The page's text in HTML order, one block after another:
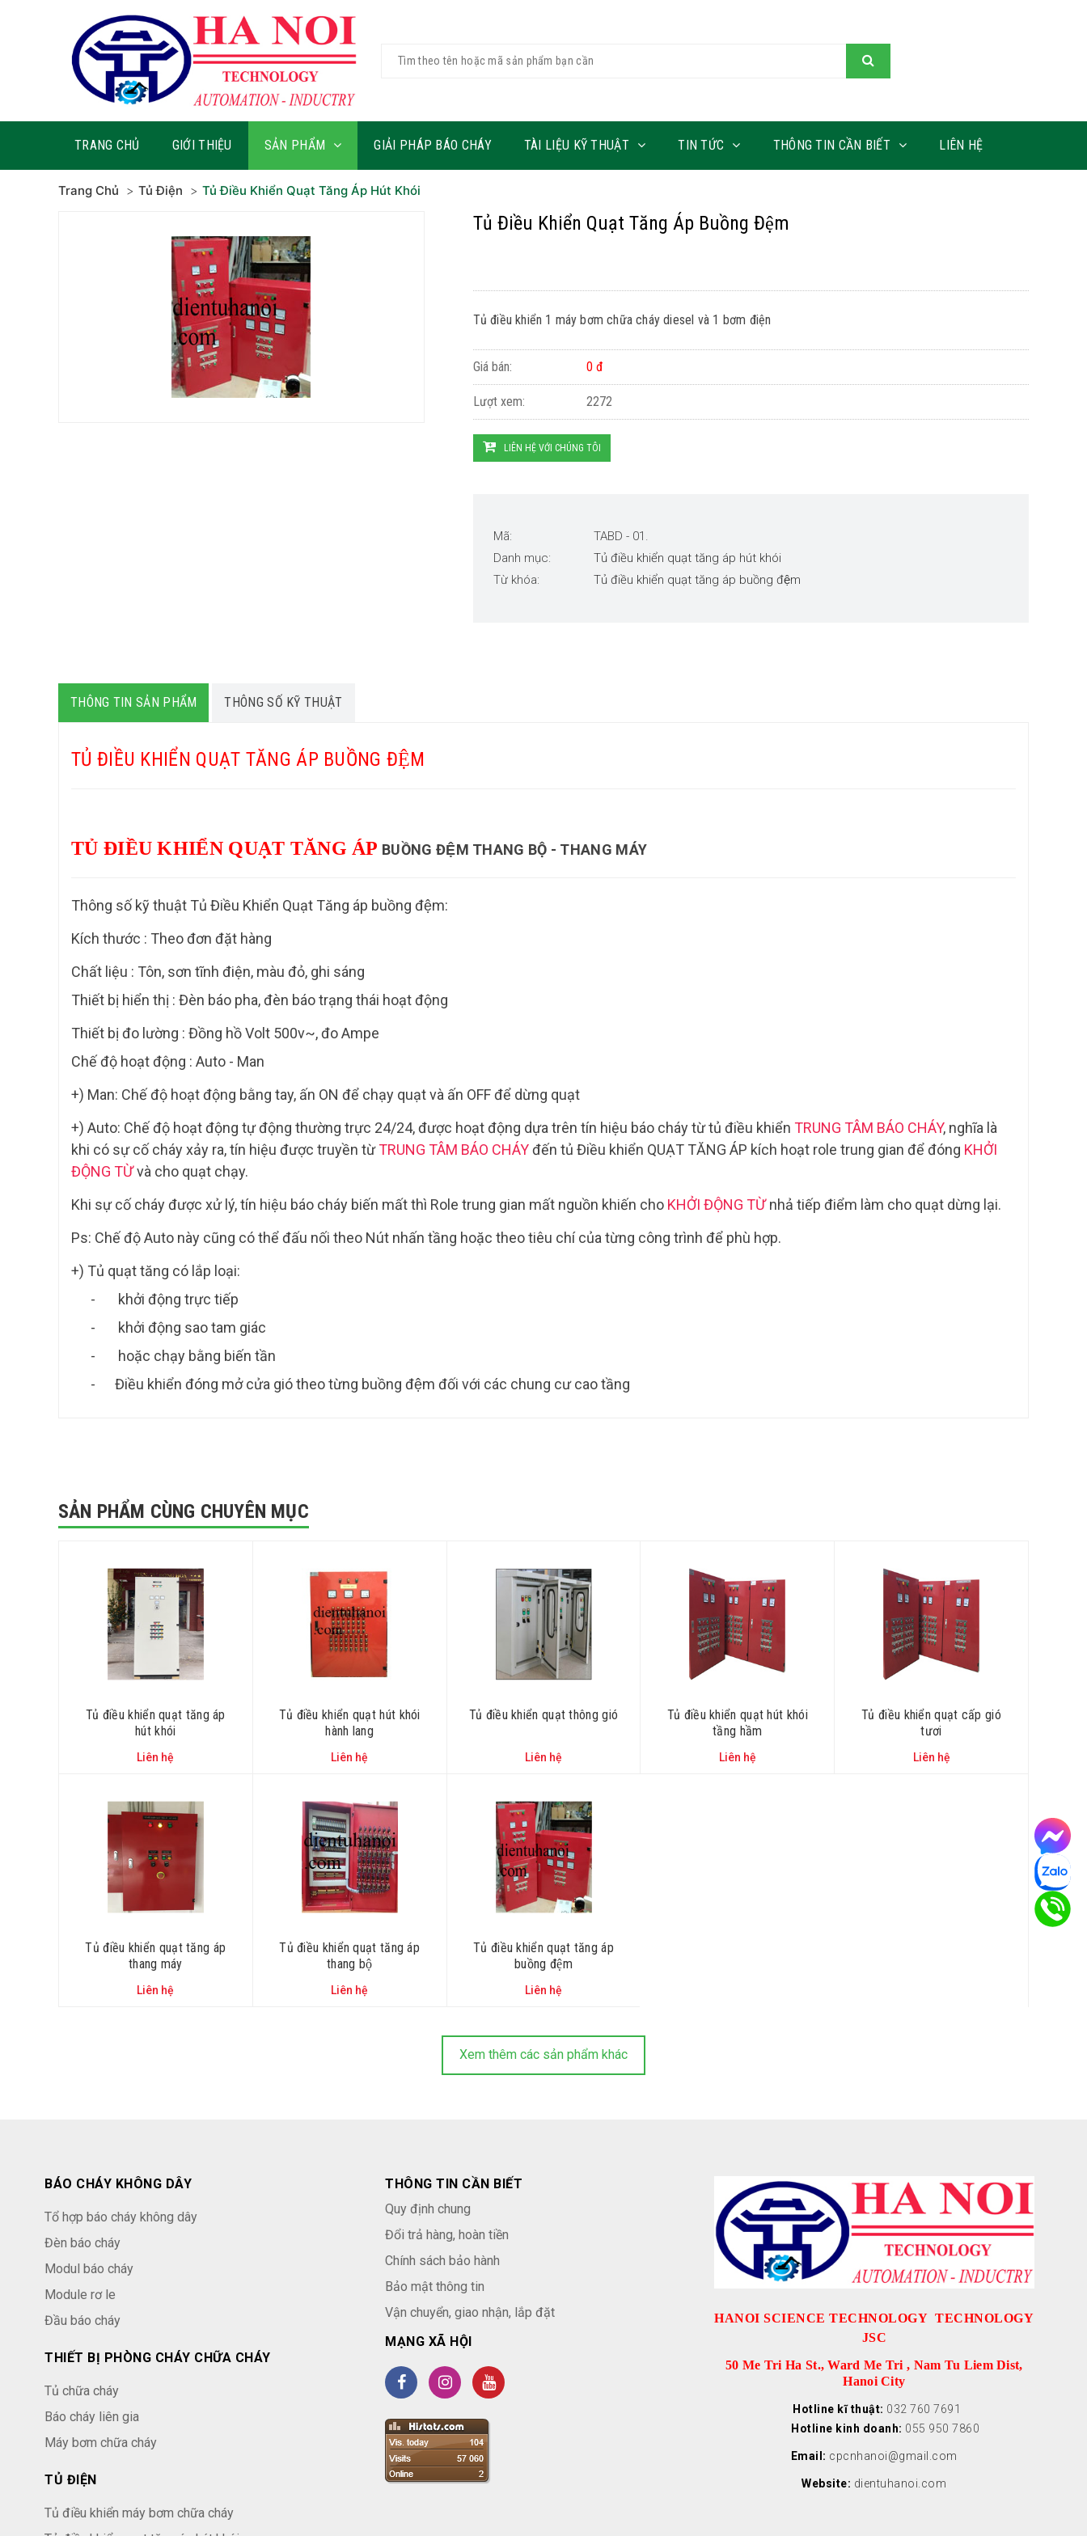
TRANG CHỦ GIỚI THIỆU SẢN PHẨM GIẢI PHÁP BÁO CHÁY TÀI LIỆU KỸ THUẬT TIN TỨC THÔNG TIN CẦN BIẾT LIÊN HỆ
Trang Chủ Tủ Điện Tủ Điều Khiển Quạt Tăng Áp Hút Khói
Tủ Điều Khiển Quạt Tăng Áp Buồng Đệm
Tủ điều khiển 1 máy bơm chữa cháy diesel và 1 bơm điện
Giá bán: 0 đ
Lượt xem: 2272
LIÊN HỆ VỚI CHÚNG TÔI
Mã:
TABD - 01.
Danh mục:
Tủ điều khiển quạt tăng áp hút khói
Từ khóa:
Tủ điều khiển quạt tăng áp buồng đệm
THÔNG TIN SẢN PHẨM THÔNG SỐ KỸ THUẬT
TỦ ĐIỀU KHIỂN QUẠT TĂNG ÁP BUỒNG ĐỆM
TỦ ĐIỀU KHIỂN QUẠT TĂNG ÁP BUỒNG ĐỆM THANG BỘ - THANG MÁY
Thông số kỹ thuật Tủ Điều Khiển Quạt Tăng áp buồng đệm:
Kích thước : Theo đơn đặt hàng
Chất liệu : Tôn, sơn tĩnh điện, màu đỏ, ghi sáng
Thiết bị hiển thị : Đèn báo pha, đèn báo trạng thái hoạt động
Thiết bị đo lường : Đồng hồ Volt 500v~, đo Ampe
Chế độ hoạt động : Auto - Man
+) Man: Chế độ hoạt động bằng tay, ấn ON để chạy quạt và ấn OFFđể dừng quạt
+) Auto: Chế độ hoạt động tự động thường trực 24/24, được hoạt động dựa trên tín hiệu báo cháy từ tủ điều khiển TRUNG TÂM BÁO CHÁY, nghĩa là
khi có sự cố cháy xảy ra, tín hiệu được truyền từTRUNG TÂM BÁO CHÁYđến tủ Điều khiển QUẠT TĂNG ÁP kích hoạt role trung gian để đóng KHỞI
ĐỘNG TỪvà cho quạt chạy.
Khi sự cố cháy được xử lý, tín hiệu báo cháy biến mất thì Role trung gian mất nguồn khiến cho KHỞI ĐỘNG TỪnhả tiếp điểm làm cho quạt dừng lại.
Ps: Chế độ Auto này cũng có thể đấu nối theo Nút nhấn tầng hoặc theo tiêu chí của từng công trình để phù hợp.
+) Tủ quạt tăng có lắp loại:
-
khởi động trực tiếp
-
khởi động sao tam giác
-
hoặc chạy bằng biến tần
- Điều khiển đóng mở cửa gió theo từng buồng đệm đối với các chung cư cao tầng
SẢN PHẨM CÙNG CHUYÊN MỤC
Tủ điều khiển quạt tăng áp
hút khói
Liên hệ
Tủ điều khiển quạt hút khói
hành lang
Liên hệ
Tủ điều khiển quạt thông gió
Liên hệ
Tủ điều khiển quạt hút khói
tầng hầm
Liên hệ
Tủ điều khiển quạt cấp gió
tươi
Liên hệ
Tủ điều khiển quạt tăng áp
thang máy
Liên hệ
Tủ điều khiển quạt tăng áp
thang bộ
Liên hệ
Tủ điều khiển quạt tăng áp
buồng đệm
Liên hệ
Xem thêm các sản phẩm khác
BÁO CHÁY KHÔNG DÂY
Tổ hợp báo cháy không dây
Đèn báo cháy
Modul báo cháy
Module rơ le
Đầu báo cháy
THIẾT BỊ PHÒNG CHÁY CHỮA CHÁY
Tủ chữa cháy
Báo cháy liên gia
Máy bơm chữa cháy
TỦ ĐIỆN
Tủ điều khiển máy bơm chữa cháy
THÔNG TIN CẦN BIẾT
Quy định chung
Đổi trả hàng, hoàn tiền
Chính sách bảo hành
Bảo mật thông tin
Vận chuyển, giao nhận, lắp đặt
MẠNG XÃ HỘI
HANOI SCIENCE TECHNOLOGY TECHNOLOGY
JSC
50 Me Tri Ha St., Ward Me Tri , Nam Tu Liem Dist,
Hanoi City
Hotline kĩ thuật: 032 760 7691
Hotline kinh doanh: 055 950 7860
Email: cpcnhanoi@gmail.com
Website: dientuhanoi.com